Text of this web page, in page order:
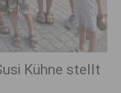
Kühne stellt